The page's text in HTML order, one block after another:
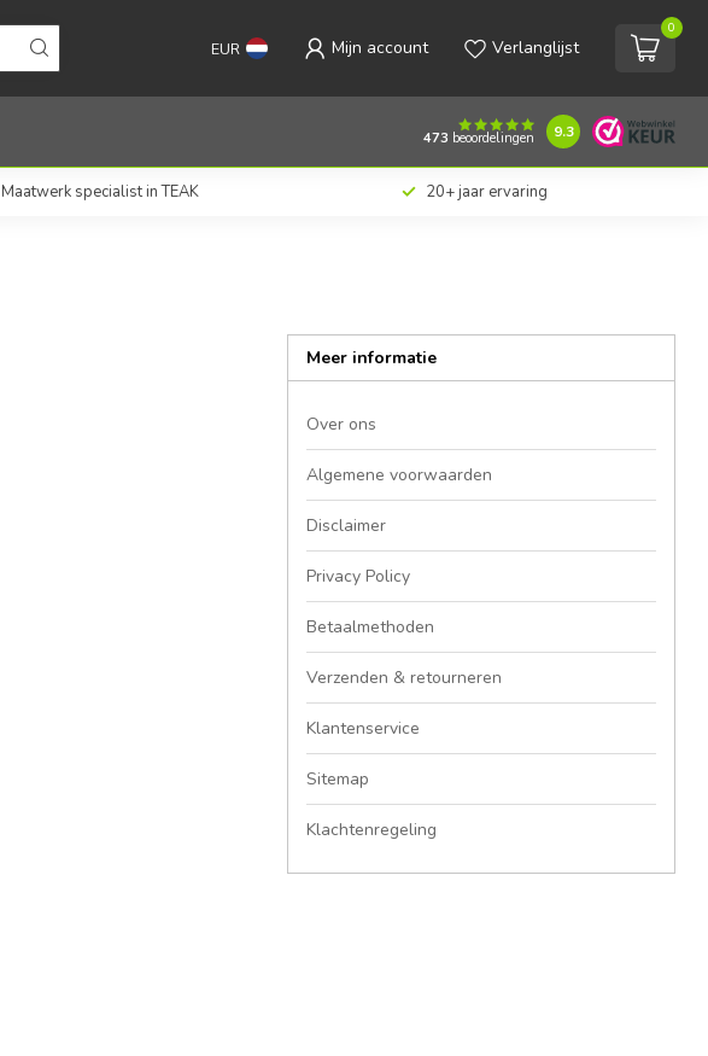
EUR Mijn account Verlanglijst
0
473 beoordelingen 9.3
Maatwerk specialist in TEAK 20+ jaar ervaring
Meer informatie
Over ons
Algemene voorwaarden
Disclaimer
Privacy Policy
Betaalmethoden
Verzenden & retourneren
Klantenservice
Sitemap
Klachtenregeling